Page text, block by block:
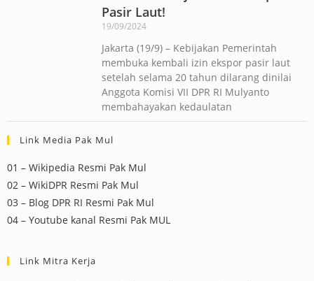
Pasir Laut!
19/09/2024
Jakarta (19/9) – Kebijakan Pemerintah
membuka kembali izin ekspor pasir laut
setelah selama 20 tahun dilarang dinilai
Anggota Komisi VII DPR RI Mulyanto
membahayakan kedaulatan
Link Media Pak Mul
01 – Wikipedia Resmi Pak Mul
02 – WikiDPR Resmi Pak Mul
03 – Blog DPR RI Resmi Pak Mul
04 – Youtube kanal Resmi Pak MUL
Link Mitra Kerja